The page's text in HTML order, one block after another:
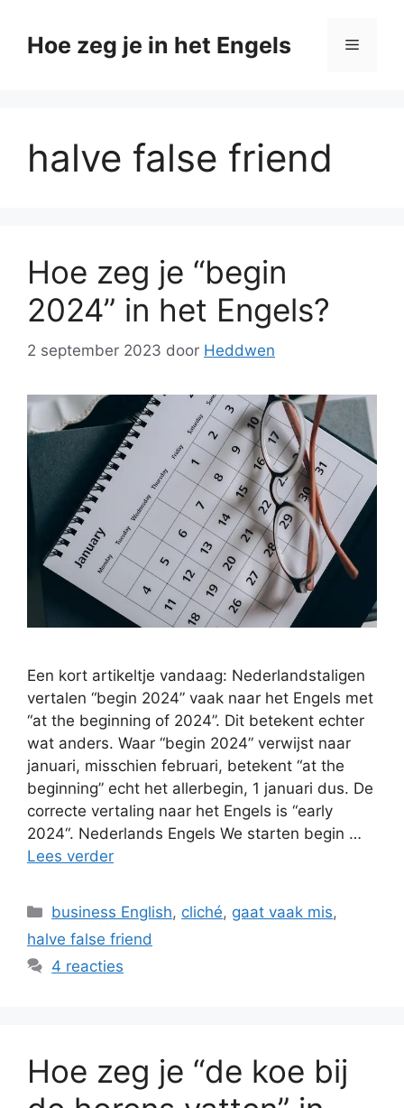
naarHoe zeg je in het Engels Menu
halve false friend
Hoe zeg je “begin
2024” in het Engels?
2 september 2023 door Heddwen
Een kort artikeltje vandaag: Nederlandstaligen
vertalen “begin 2024” vaak naar het Engels met
“at the beginning of 2024”. Dit betekent echter
wat anders. Waar “begin 2024” verwijst naar
januari, misschien februari, betekent “at the
beginning” echt het allerbegin, 1 januari dus. De
correcte vertaling naar het Engels is “early
2024“. Nederlands Engels We starten begin …
Lees verder
Categorieën
business English, cliché, gaat vaak mis,
halve false friend
4 reacties
Hoe zeg je “de koe bij